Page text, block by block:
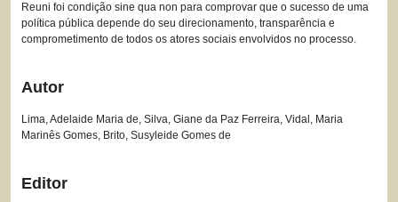
Reuni foi condição sine qua non para comprovar que o sucesso de uma
política pública depende do seu direcionamento, transparência e
comprometimento de todos os atores sociais envolvidos no processo.
Autor
Lima, Adelaide Maria de, Silva, Giane da Paz Ferreira, Vidal, Maria
Marinês Gomes, Brito, Susyleide Gomes de
Editor